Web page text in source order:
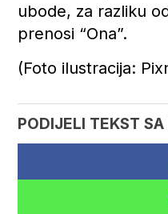
ubode, za razliku
prenosi “Ona”.
(Foto ilustracija:
PODIJELI TEKST